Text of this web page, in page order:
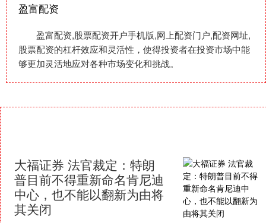
盈富配资
盈富配资,股票配资开户手机版,网上配资门户,配资网址,
股票配资的杠杆效应和灵活性，使得投资者在投资市场中能
够更加灵活地应对各种市场变化和挑战。
大福证券 法官裁定：特朗
普目前不得重新命名肯尼迪
中心，也不能以翻新为由将
其关闭